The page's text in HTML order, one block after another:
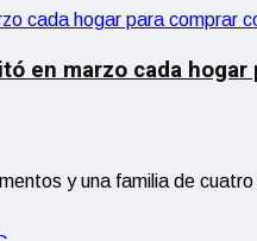
en marzo cada hogar
y una familia de